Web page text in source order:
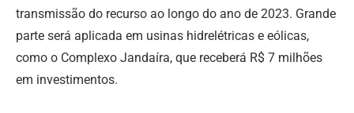
transmissão do recurso ao longo do ano de 2023. Grande
parte será aplicada em usinas hidrelétricas e eólicas,
como o Complexo Jandaíra, que receberá R$ 7 milhões
em investimentos.